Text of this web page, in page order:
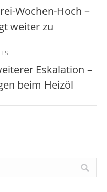
Wochen-Hoch –
weiter zu
Eskalation –
beim Heizöl